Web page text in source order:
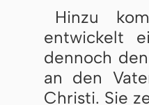
Hinzu
entwickelt
dennoch
an den
Christi. Sie